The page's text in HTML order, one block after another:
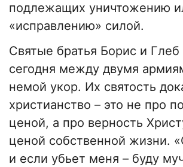
подлежащих уничтожению
«исправлению» силой.
​Святые братья Борис и Глеб
сегодня между двумя
немой укор. Их святость
христианство – это не про
ценой, а про верность
ценой собственной жизни.
и если убьет меня – буду